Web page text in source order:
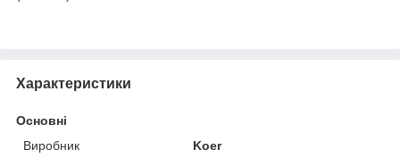
Характеристики
Основні
Виробник
Koer